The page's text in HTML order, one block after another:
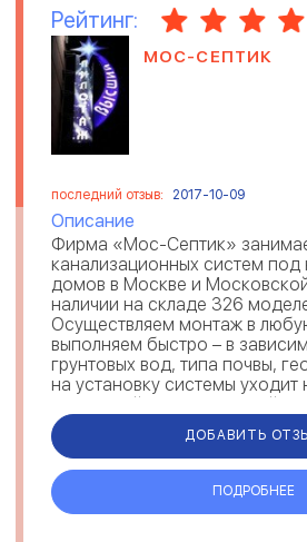
Рейтинг:
МОС-СЕПТИК
последний отзыв: 2017-10-09
Описание
Фирма «Мос-Септик»
канализационных систем под
домов в Москве и
наличии на складе 326
Осуществляем монтаж в
выполняем быстро – в
грунтовых вод, типа почвы,
на установку системы
половиной часов. Средний ...
ДОБАВИТЬ
ПОДРОБНЕЕ